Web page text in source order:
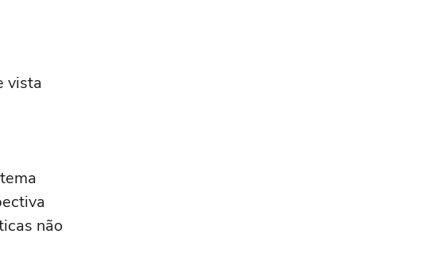
vista
não